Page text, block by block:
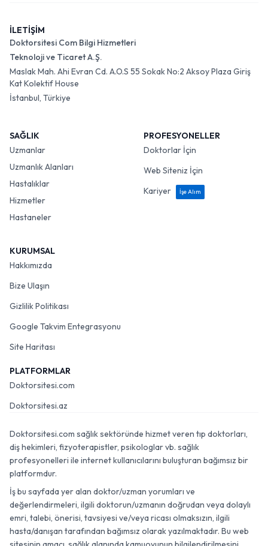
İLETİŞİM
Doktorsitesi Com Bilgi Hizmetleri
Teknoloji ve Ticaret A.Ş.
Maslak Mah. Ahi Evran Cd. A.O.S 55 Sokak No:2 Aksoy Plaza Giriş
Kat Kolektif House
İstanbul, Türkiye
SAĞLIK
Uzmanlar
Uzmanlık Alanları
Hastalıklar
Hizmetler
Hastaneler
PROFESYONELLER
Doktorlar İçin
Web Siteniz İçin
Kariyer
İşe Alım
KURUMSAL
Hakkımızda
Bize Ulaşın
Gizlilik Politikası
Google Takvim Entegrasyonu
Site Haritası
PLATFORMLAR
Doktorsitesi.com
Doktorsitesi.az
Doktorsitesi.com sağlık sektöründe hizmet veren tıp doktorları,
diş hekimleri, fizyoterapistler, psikologlar vb. sağlık
profesyonelleri ile internet kullanıcılarını buluşturan bağımsız bir
platformdur.
İş bu sayfada yer alan doktor/uzman yorumları ve
değerlendirmeleri, ilgili doktorun/uzmanın doğrudan veya dolaylı
emri, talebi, önerisi, tavsiyesi ve/veya ricası olmaksızın, ilgili
hasta/danışan tarafından bağımsız olarak yazılmaktadır. Bu web